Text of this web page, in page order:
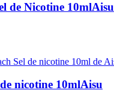
de Nicotine 10mlAisu
nicotine 10mlAisu